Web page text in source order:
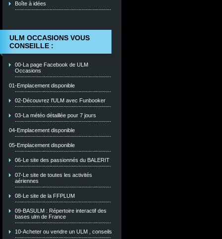
Boîte à idées
ULM OCCASIONS VOUS
CONSEILLE :
00-La page Facebook de ULM
Occasions
01-Emplacement disponible
02-Découvrez l'ULM avec Funbooker
03-La météo détaillée pour 7 jours
04-Emplacement disponible
05-Emplacement disponible
06-Le site des passionnés du BALERIT
07-Le site de toutes les activités
aériennes
08-Le site de la FFPLUM
09-BASULM : Répertoire interactif des
bases ulm de France
10-Acheter ou vendre un ULM , conseils